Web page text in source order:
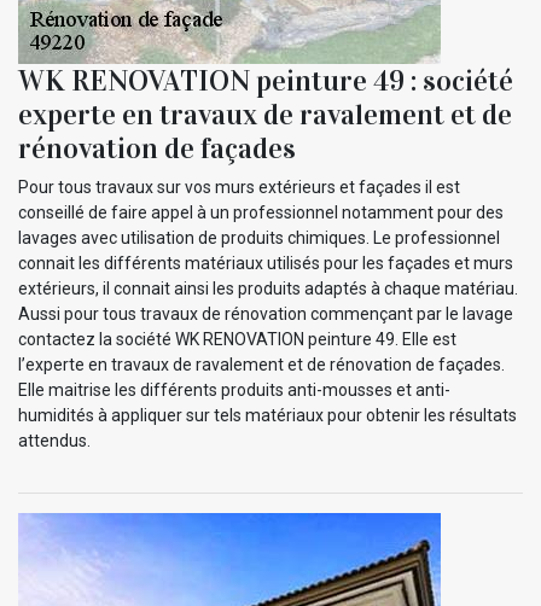
WK RENOVATION peinture 49 : société
experte en travaux de ravalement et de
rénovation de façades
Pour tous travaux sur vos murs extérieurs et façades il est
conseillé de faire appel à un professionnel notamment pour des
lavages avec utilisation de produits chimiques. Le professionnel
connait les différents matériaux utilisés pour les façades et murs
extérieurs, il connait ainsi les produits adaptés à chaque matériau.
Aussi pour tous travaux de rénovation commençant par le lavage
contactez la société WK RENOVATION peinture 49. Elle est
l’experte en travaux de ravalement et de rénovation de façades.
Elle maitrise les différents produits anti-mousses et anti-
humidités à appliquer sur tels matériaux pour obtenir les résultats
attendus.